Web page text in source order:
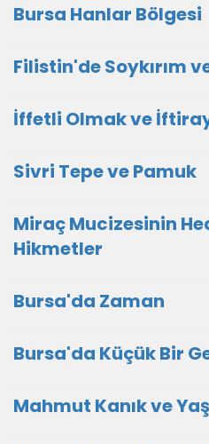
Bursa Hanlar Bölgesi
Filistin'de Soykırım
İffetli Olmak ve
Sivri Tepe ve Pamuk
Miraç Mucizesinin
Hikmetler
Bursa'da Zaman
Bursa'da Küçük Bir
Mahmut Kanık ve